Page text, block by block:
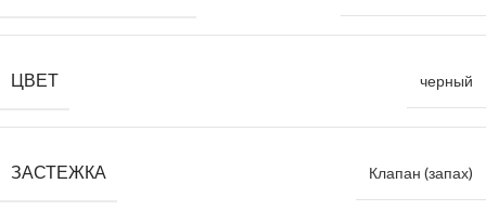
ЦВЕТ черный
ЗАСТЕЖКА Клапан (запах)